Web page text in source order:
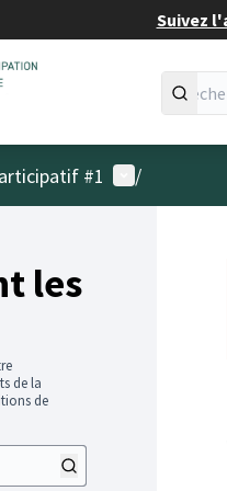
Suivez
#1 Menu
/
les
de la
de